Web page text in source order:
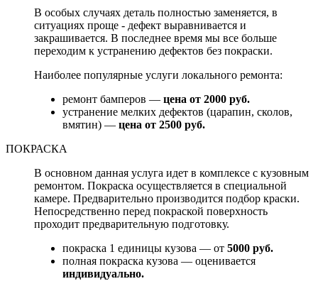
В особых случаях деталь полностью заменяется, в
ситуациях проще - дефект выравнивается и
закрашивается. В последнее время мы все больше
переходим к устранению дефектов без покраски.
Наиболее популярные услуги локального ремонта:
ремонт бамперов — цена от 2000 руб.
устранение мелких дефектов (царапин, сколов,
вмятин) — цена от 2500 руб.
ПОКРАСКА
В основном данная услуга идет в комплексе с кузовным
ремонтом. Покраска осуществляется в специальной
камере. Предварительно производится подбор краски.
Непосредственно перед покраской поверхность
проходит предварительную подготовку.
покраска 1 единицы кузова — от 5000 руб.
полная покраска кузова — оценивается
индивидуально.